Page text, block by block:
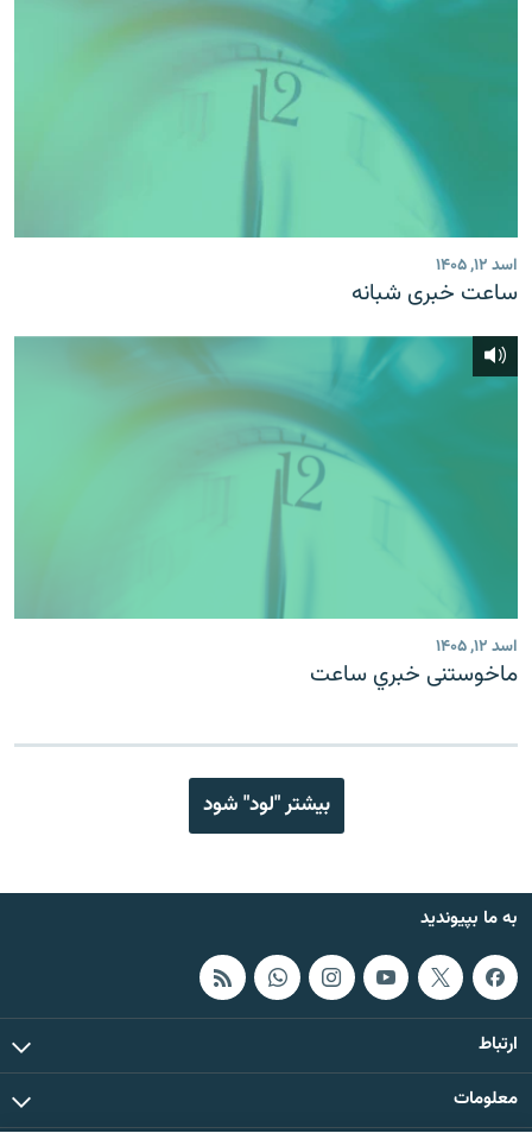
اسد ۱۲, ۱۴۰۵
ساعت خبری شبانه
اسد ۱۲, ۱۴۰۵
ماخوستنی خبري ساعت
بیشتر "لود" شود
به ما بپیوندید
ارتباط
معلومات